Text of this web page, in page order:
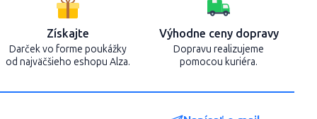
Získajte
Darček vo forme poukážky
od najväčšieho eshopu Alza.
Výhodne ceny dopravy
Dopravu realizujeme
pomocou kuriéra.